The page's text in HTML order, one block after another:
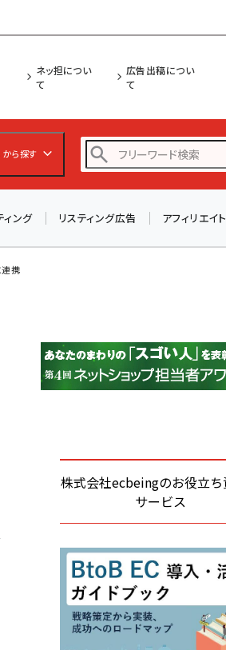
ネッ担につい
て
広告出稿につい
て
から探す
アスクル (1122)
base (1081)
ィング リスティング広告 アフィリエイト
連携